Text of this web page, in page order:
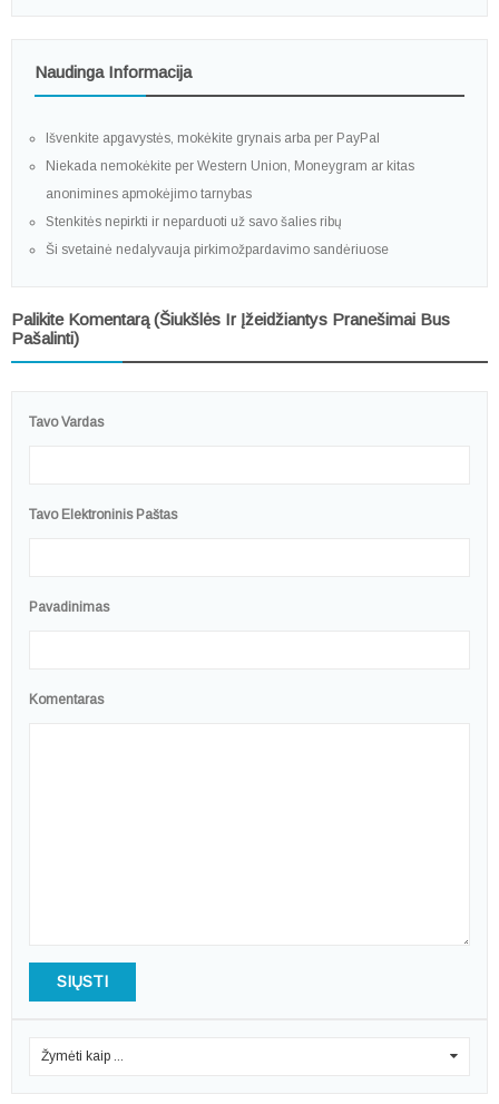
Naudinga Informacija
Išvenkite apgavystės, mokėkite grynais arba per PayPal
Niekada nemokėkite per Western Union, Moneygram ar kitas
anonimines apmokėjimo tarnybas
Stenkitės nepirkti ir neparduoti už savo šalies ribų
Ši svetainė nedalyvauja pirkimožpardavimo sandėriuose
Palikite Komentarą (šiukšlės Ir Įžeidžiantys Pranešimai Bus
Pašalinti)
Tavo Vardas
Tavo Elektroninis Paštas
Pavadinimas
Komentaras
SIŲSTI
Žymėti kaip ...